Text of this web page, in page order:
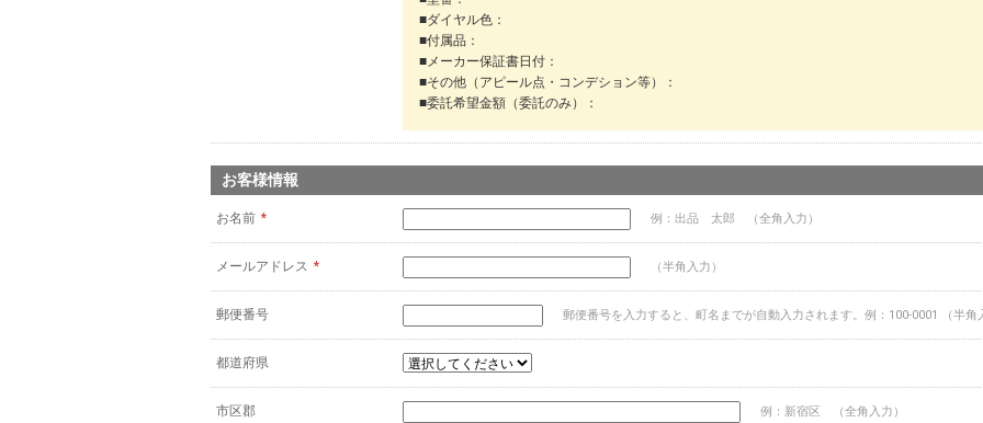
■ダイヤル色：
■付属品：
■メーカー保証書日付：
■その他（アピール点・コンデション等）：
■委託希望金額（委託のみ）：
お客様情報
お名前 * 例：出品 太郎 （全角入力）
メールアドレス * （半角入力）
郵便番号 郵便番号を入力すると、町名までが自動入力されます。例：100-0001 （半角
都道府県
市区郡 例：新宿区 （全角入力）